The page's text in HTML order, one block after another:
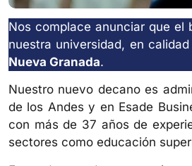
Nos complace anunciar que el
nuestra universidad, en
Nueva Granada.
Nuestro nuevo decano es
de los Andes y en Esade
con más de 37 años de
sectores como educación